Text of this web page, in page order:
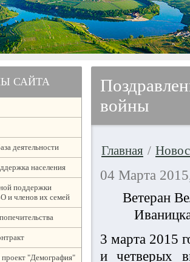
САЙТА
деятельности
населения
поддержки
и членов их семей
"Демография"
войны
Главная /
04 Марта
Ветеран
3 марта 2015
и четверых